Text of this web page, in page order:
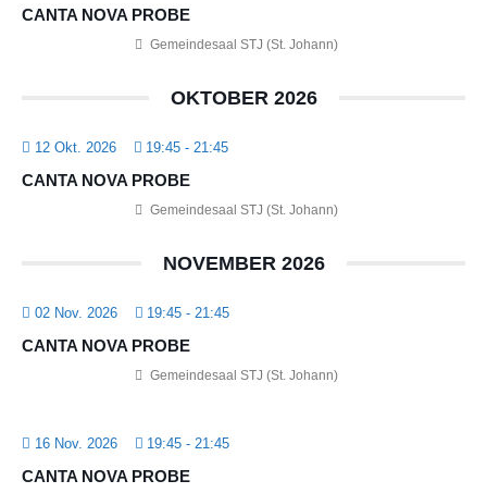
CANTA NOVA PROBE
Gemeindesaal STJ (St. Johann)
OKTOBER 2026
12 Okt. 2026 19:45 - 21:45
CANTA NOVA PROBE
Gemeindesaal STJ (St. Johann)
NOVEMBER 2026
02 Nov. 2026 19:45 - 21:45
CANTA NOVA PROBE
Gemeindesaal STJ (St. Johann)
16 Nov. 2026 19:45 - 21:45
CANTA NOVA PROBE